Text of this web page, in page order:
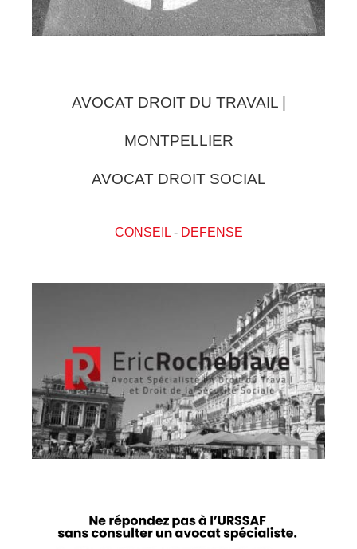
AVOCAT DROIT DU TRAVAIL |
MONTPELLIER
AVOCAT DROIT SOCIAL
CONSEIL- DEFENSE